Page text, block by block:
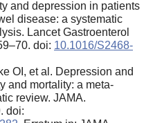
and depression in patients
disease: a systematic
Lancet Gastroenterol
doi: 10.1016/S2468-
OI, et al. Depression and
and mortality: a meta-
review. JAMA.
doi: